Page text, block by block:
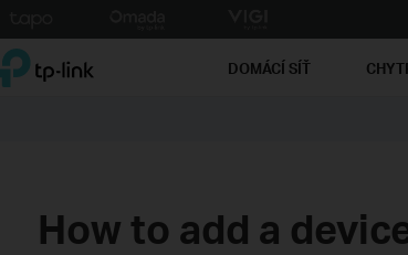
TP-Link, Reliably Smart DOMÁCÍ SÍŤ
How to add a